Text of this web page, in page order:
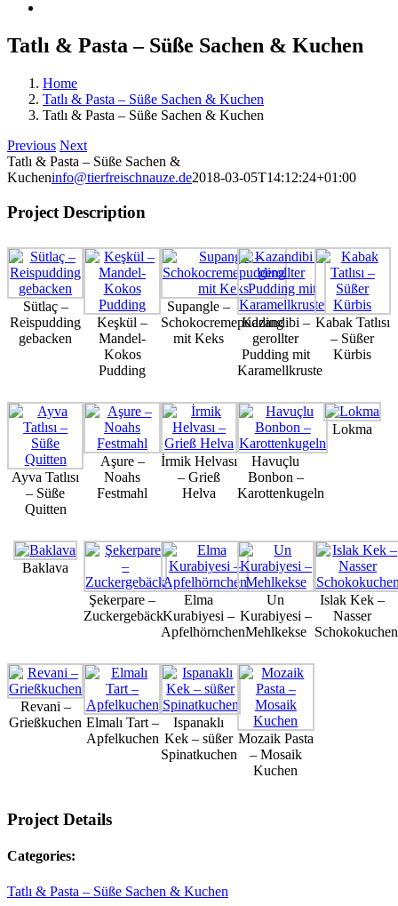
Tatlı & Pasta – Süße Sachen & Kuchen
Home
Tatlı & Pasta – Süße Sachen & Kuchen
Tatlı & Pasta – Süße Sachen & Kuchen
Previous Next
Tatlı & Pasta – Süße Sachen &
Kucheninfo@tierfreischnauze.de2018-03-05T14:12:24+01:00
Project Description
Sütlaç –
Reispudding
gebacken
Keşkül –
Mandel-
Kokos
Pudding
Supangle –
Schokocremepudding
mit Keks
Kazandibi –
gerollter
Pudding mit
Karamellkruste
Kabak Tatlısı
– Süßer
Kürbis
Ayva Tatlısı
– Süße
Quitten
Aşure –
Noahs
Festmahl
İrmik Helvası
– Grieß
Helva
Havuçlu
Bonbon –
Karottenkugeln
Lokma
Baklava
Şekerpare –
Zuckergebäck
Elma
Kurabiyesi –
Apfelhörnchen
Un
Kurabiyesi –
Mehlkekse
Islak Kek –
Nasser
Schokokuchen
Revani –
Grießkuchen Elmalı Tart –
Apfelkuchen
Ispanaklı
Kek – süßer
Spinatkuchen
Mozaik Pasta
– Mosaik
Kuchen
Project Details
Categories:
Tatlı & Pasta – Süße Sachen & Kuchen